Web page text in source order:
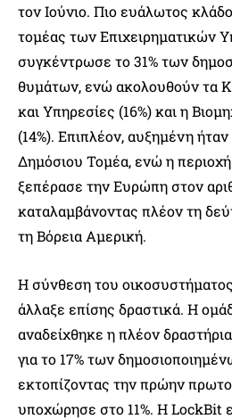
τον Ιούνιο. Πιο ευάλωτος
τομέας των Επιχειρηματικών
συγκέντρωσε το 31% των
θυμάτων, ενώ ακολουθούν τα
και Υπηρεσίες (16%) και η
(14%). Επιπλέον, αυξημένη
Δημόσιου Τομέα, ενώ η
ξεπέρασε την Ευρώπη στον
καταλαμβάνοντας πλέον τη
τη Βόρεια Αμερική.
Η σύνθεση του
άλλαξε επίσης δραστικά. Η
αναδείχθηκε η πλέον
για το 17% των
εκτοπίζοντας την πρώην
υποχώρησε στο 11%. Η LockBit